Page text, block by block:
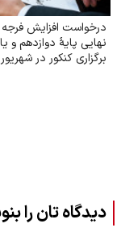
درخواست افزایش فرجه
نهایی پایهٔ دوازدهم و
برگزاری کنکور در شهریور ۱۴۰۵
دیدگاه تان را